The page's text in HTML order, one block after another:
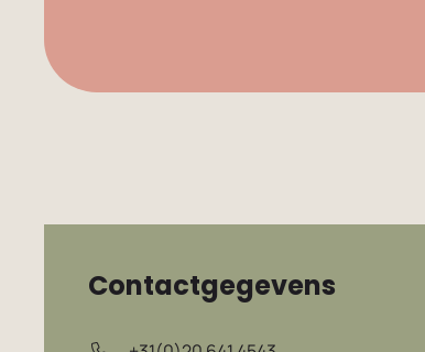
Contactgegevens